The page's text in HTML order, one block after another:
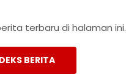
terbaru di halaman ini.
BERITA